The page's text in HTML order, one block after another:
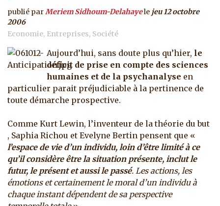
publié parMeriem Sidhoum-Delahayele jeu 12 octobre
2006
Economie Entreprises Société
Aujourd’hui, sans doute plus qu’hier, le
déficit de prise en compte des sciences
humaines et de la psychanalyse en
particulier parait préjudiciable à la pertinence de
toute démarche prospective.
Comme Kurt Lewin, l’inventeur de la théorie du but
, Saphia Richou et Evelyne Bertin pensent que «
l’espace de vie d’un individu, loin d’être limité à ce
qu’il considère être la situation présente, inclut le
futur, le présent et aussi le passé. Les actions, les
émotions et certainement le moral d’un individu à
chaque instant dépendent de sa perspective